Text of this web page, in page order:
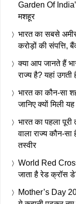
Garden Of
मशहूर
भारत का सबसे
करोड़ों की संपत्ति,
क्या आप जानते हैं
राज्य है? यहां उगती
भारत का कौन-सा
जानिए क्यों मिली
भारत का पहला
वाला राज्य कौन-
तस्वीर
World Red
जाता है रेड क्रॉस
Mother’s Day